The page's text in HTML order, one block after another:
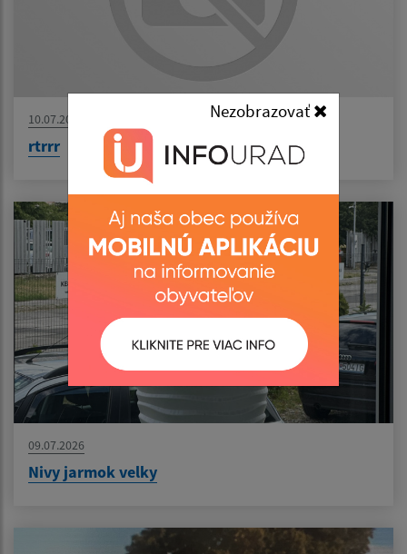
Nezobrazovať
10.07.2026
rtrrr
09.07.2026
Nivy jarmok velky